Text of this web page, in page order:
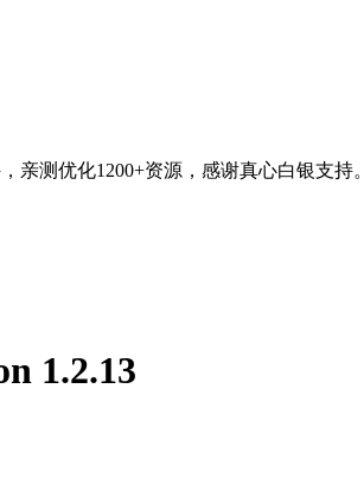
亲测优化1200+资源，感谢真心白银支持。
1.2.13